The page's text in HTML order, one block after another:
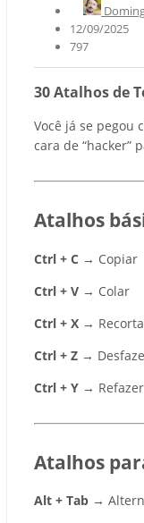
12/09/2025
797
30 Atalhos de
Você já se pegou
cara de “hacker”
Atalhos
Ctrl + C → Copiar
Ctrl + V → Colar
Ctrl + X →
Ctrl + Z →
Ctrl + Y → Refazer
Atalhos
Alt + Tab →